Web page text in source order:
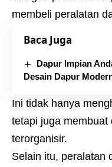
membeli peralatan
Baca Juga
Dapur Impian
Desain Dapur
Ini tidak hanya
tetapi juga membuat
terorganisir.
Selain itu, peralatan